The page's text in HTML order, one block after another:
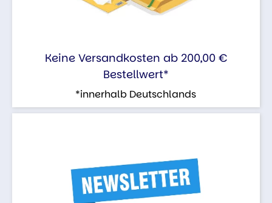
Keine Versandkosten ab 200,00 €
Bestellwert*
*innerhalb Deutschlands